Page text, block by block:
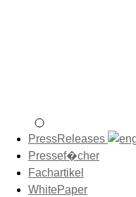
PressReleases
Pressef�cher
Fachartikel
WhitePaper